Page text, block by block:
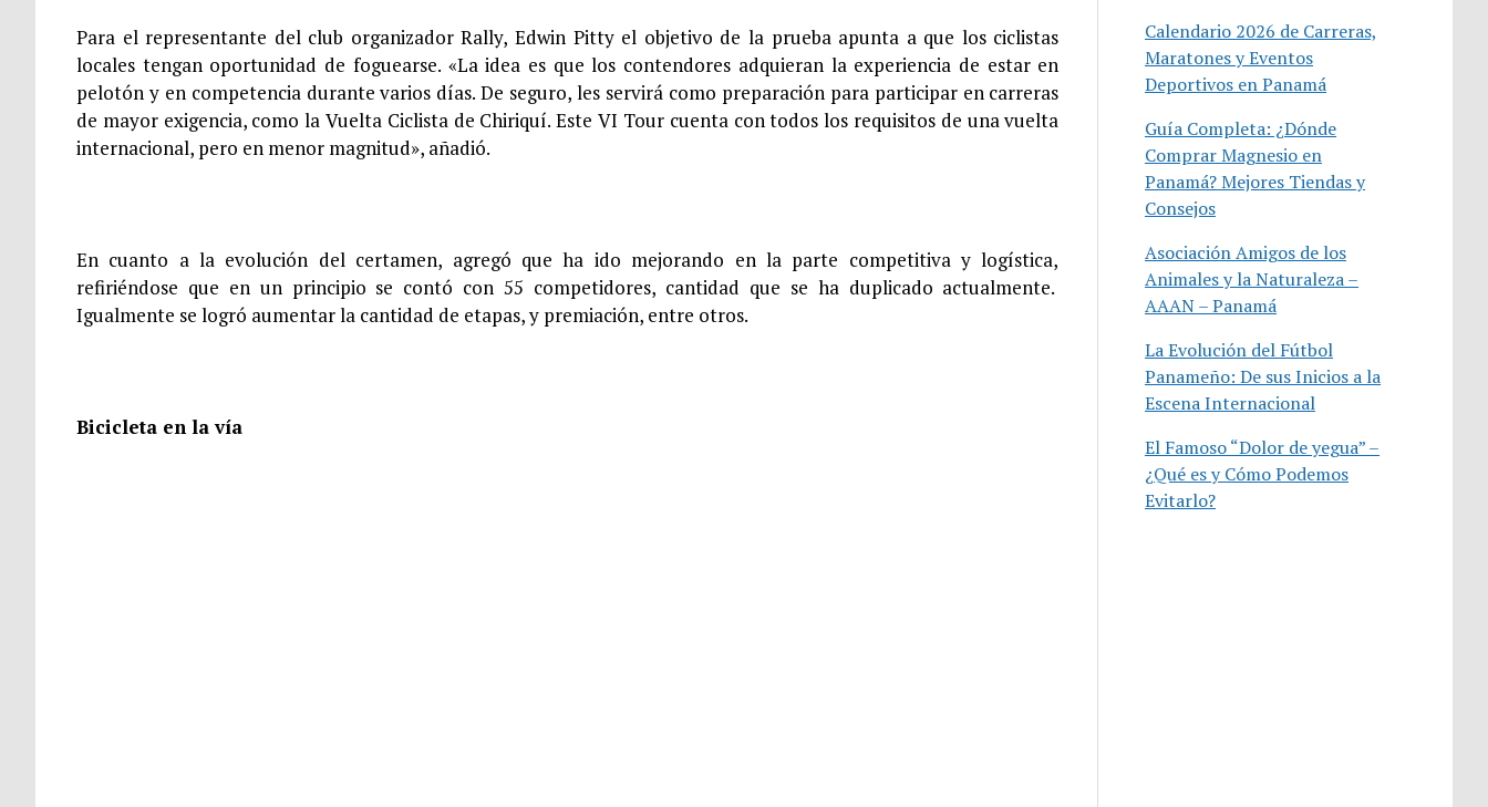
Para el representante del club organizador Rally, Edwin Pitty el objetivo de la prueba apunta a que los ciclistas
locales tengan oportunidad de foguearse. «La idea es que los contendores adquieran la experiencia de estar en
pelotón y en competencia durante varios días. De seguro, les servirá como preparación para participar en carreras
de mayor exigencia, como la Vuelta Ciclista de Chiriquí. Este VI Tour cuenta con todos los requisitos de una vuelta
internacional, pero en menor magnitud», añadió.
En cuanto a la evolución del certamen, agregó que ha ido mejorando en la parte competitiva y logística,
refiriéndose que en un principio se contó con 55 competidores, cantidad que se ha duplicado actualmente.
Igualmente se logró aumentar la cantidad de etapas, y premiación, entre otros.
Bicicleta en la vía
Calendario 2026 de Carreras,
Maratones y Eventos
Deportivos en Panamá
Guía Completa: ¿Dónde
Comprar Magnesio en
Panamá? Mejores Tiendas y
Consejos
Asociación Amigos de los
Animales y la Naturaleza –
AAAN – Panamá
La Evolución del Fútbol
Panameño: De sus Inicios a la
Escena Internacional
El Famoso “Dolor de yegua” –
¿Qué es y Cómo Podemos
Evitarlo?